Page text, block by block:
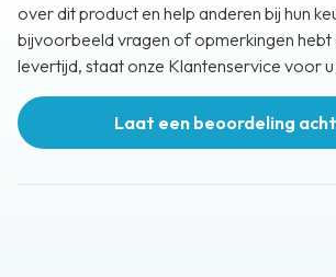
over dit product en help anderen bij hun
bijvoorbeeld vragen of opmerkingen
levertijd, staat onze Klantenservice voor u
Laat een beoordeling